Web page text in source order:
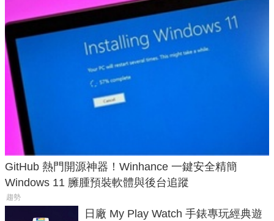
GitHub 熱門開源神器！Winhance 一鍵安全精簡
Windows 11 臃腫預裝軟體與後台追蹤
趨勢
日廠 My Play Watch 手錶專玩經典遊